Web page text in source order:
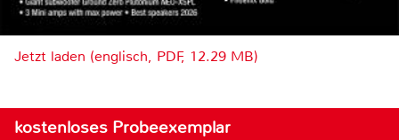
Jetzt laden (englisch, PDF, 12.29 MB)
kostenloses Probeexemplar